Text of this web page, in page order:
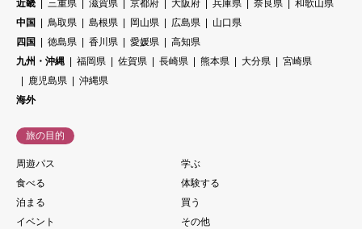
近畿
三重県 滋賀県 京都府 大阪府 兵庫県 奈良県
和歌山県
中国
鳥取県 島根県 岡山県 広島県
山口県
四国
徳島県 香川県 愛媛県
高知県
九州・沖縄
福岡県 佐賀県 長崎県 熊本県 大分県
宮崎県
鹿児島県
沖縄県
海外
旅の目的
周遊パス
学ぶ
食べる
体験する
泊まる
買う
イベント
その他